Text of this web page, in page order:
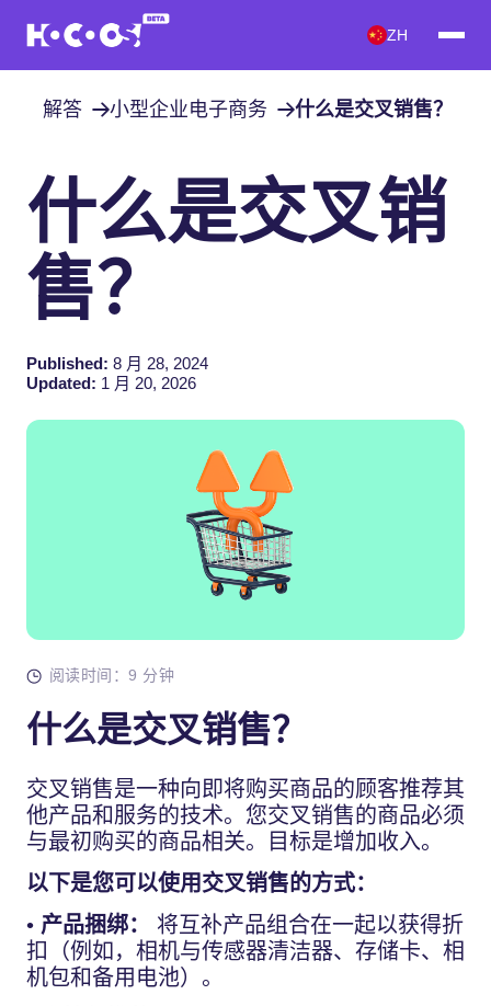
ZH
解答 小型企业电子商务 什么是交叉销售？
什么是交叉销
售？
Published: 8 月 28, 2024
Updated: 1 月 20, 2026
阅读时间：9 分钟
什么是交叉销售？
交叉销售是一种向即将购买商品的顾客推荐其
他产品和服务的技术。您交叉销售的商品必须
与最初购买的商品相关。目标是增加收入。
以下是您可以使用交叉销售的方式：
• 产品捆绑：
将互补产品组合在一起以获得折
扣（例如，相机与传感器清洁器、存储卡、相
机包和备用电池）。